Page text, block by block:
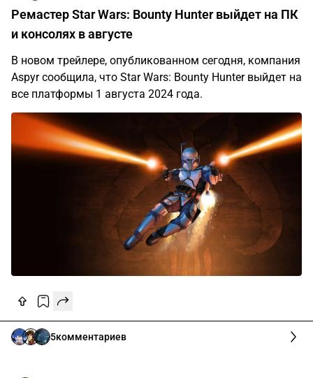
Ремастер Star Wars: Bounty Hunter выйдет на ПК
и консолях в августе
В новом трейлере, опубликованном сегодня, компания
Aspyr сообщила, что Star Wars: Bounty Hunter выйдет на
все платформы 1 августа 2024 года.
5комментариев